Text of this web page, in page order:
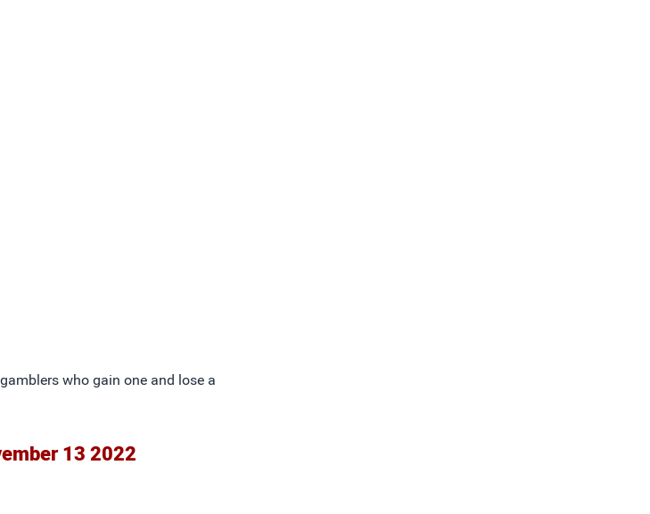
who gain one and lose a
13 2022